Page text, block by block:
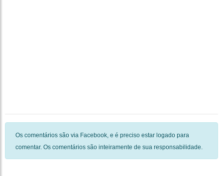
Os comentários são via Facebook, e é preciso estar logado para
comentar. Os comentários são inteiramente de sua responsabilidade.